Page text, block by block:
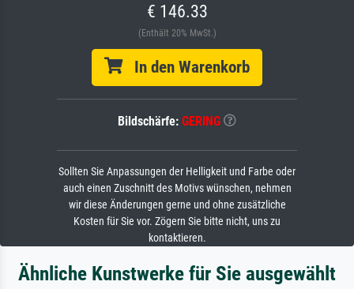
€ 146.33
(Enthält 20% MwSt.)
In den Warenkorb
Bildschärfe: GERING
Sollten Sie Anpassungen der Helligkeit und Farbe oder
auch einen Zuschnitt des Motivs wünschen, nehmen
wir diese Änderungen gerne und ohne zusätzliche
Kosten für Sie vor. Zögern Sie bitte nicht, uns zu
kontaktieren.
Ähnliche Kunstwerke für Sie ausgewählt